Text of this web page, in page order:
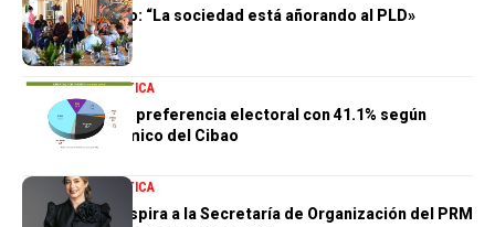
Zoraima Cuello: “La sociedad está añorando al PLD»
NACIONALESPOLÍTICA
PRM mantiene preferencia electoral con 41.1% según
Centro Económico del Cibao
NACIONALES POLÍTICA
Gloria Reyes aspira a la Secretaría de Organización del PRM